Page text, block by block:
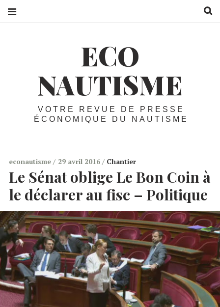
ECO
NAUTISME
VOTRE REVUE DE PRESSE
ÉCONOMIQUE DU NAUTISME
econautisme 29 avril 2016 Chantier
Le Sénat oblige Le Bon Coin à
le déclarer au fisc – Politique